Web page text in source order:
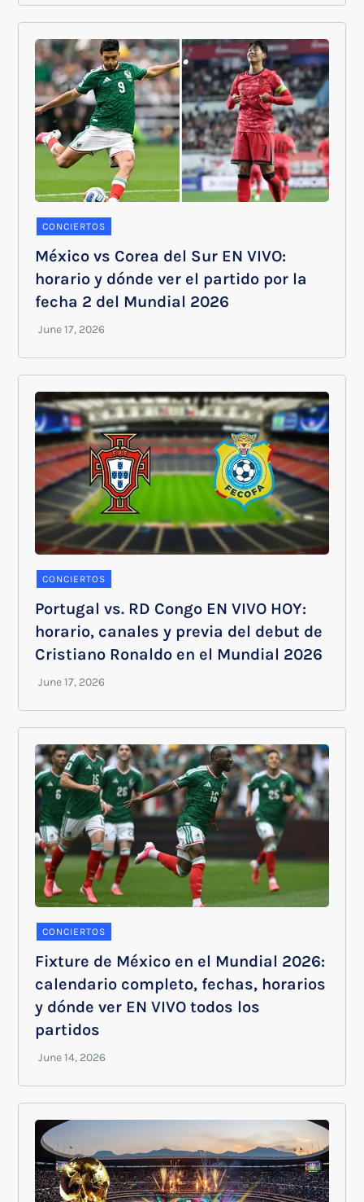
CONCIERTOS
México vs Corea del Sur EN VIVO:
horario y dónde ver el partido por la
fecha 2 del Mundial 2026
CONCIERTOS
Portugal vs. RD Congo EN VIVO HOY:
horario, canales y previa del debut de
Cristiano Ronaldo en el Mundial 2026
CONCIERTOS
Fixture de México en el Mundial 2026:
calendario completo, fechas, horarios
y dónde ver EN VIVO todos los
partidos